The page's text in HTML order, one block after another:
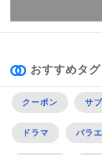
おすすめタグ
クーポン サ
ドラマ バラ